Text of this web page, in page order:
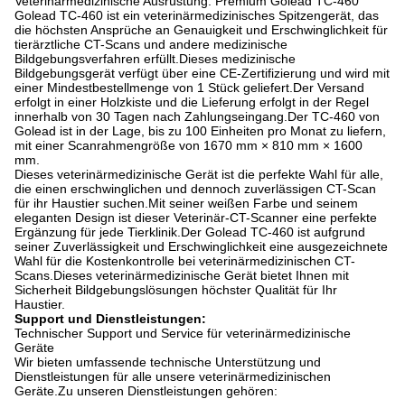
Golead TC-460 ist ein veterinärmedizinisches Spitzengerät, das
die höchsten Ansprüche an Genauigkeit und Erschwinglichkeit für
tierärztliche CT-Scans und andere medizinische
Bildgebungsverfahren erfüllt.Dieses medizinische
Bildgebungsgerät verfügt über eine CE-Zertifizierung und wird mit
einer Mindestbestellmenge von 1 Stück geliefert.Der Versand
erfolgt in einer Holzkiste und die Lieferung erfolgt in der Regel
innerhalb von 30 Tagen nach Zahlungseingang.Der TC-460 von
Golead ist in der Lage, bis zu 100 Einheiten pro Monat zu liefern,
mit einer Scanrahmengröße von 1670 mm × 810 mm × 1600
mm.
Dieses veterinärmedizinische Gerät ist die perfekte Wahl für alle,
die einen erschwinglichen und dennoch zuverlässigen CT-Scan
für ihr Haustier suchen.Mit seiner weißen Farbe und seinem
eleganten Design ist dieser Veterinär-CT-Scanner eine perfekte
Ergänzung für jede Tierklinik.Der Golead TC-460 ist aufgrund
seiner Zuverlässigkeit und Erschwinglichkeit eine ausgezeichnete
Wahl für die Kostenkontrolle bei veterinärmedizinischen CT-
Scans.Dieses veterinärmedizinische Gerät bietet Ihnen mit
Sicherheit Bildgebungslösungen höchster Qualität für Ihr
Haustier.
Support und Dienstleistungen:
Technischer Support und Service für veterinärmedizinische
Geräte
Wir bieten umfassende technische Unterstützung und
Dienstleistungen für alle unsere veterinärmedizinischen
Geräte.Zu unseren Dienstleistungen gehören: